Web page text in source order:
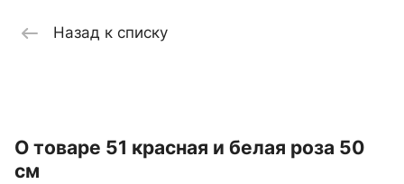
Назад к списку
О товаре 51 красная и белая роза 50
см